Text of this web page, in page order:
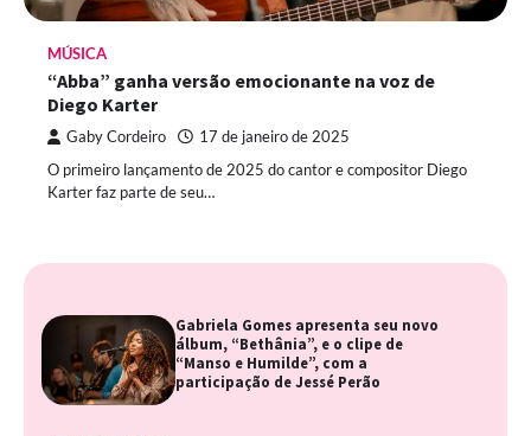
MÚSICA
“Abba” ganha versão emocionante na voz de
Diego Karter
Gaby Cordeiro 17 de janeiro de 2025
O primeiro lançamento de 2025 do cantor e compositor Diego
Karter faz parte de seu…
Gabriela Gomes apresenta seu novo
álbum, “Bethânia”, e o clipe de
“Manso e Humilde”, com a
participação de Jessé Perão